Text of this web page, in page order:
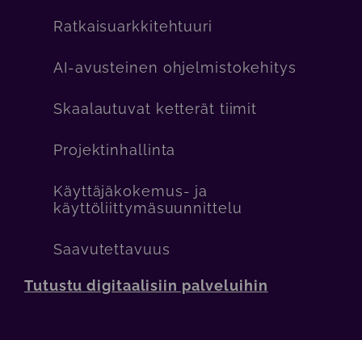
Ratkaisuarkkitehtuuri
AI-avusteinen ohjelmistokehitys
Skaalautuvat ketterät tiimit
Projektinhallinta
Käyttäjäkokemus- ja
käyttöliittymäsuunnittelu
Saavutettavuus
Tutustu digitaalisiin palveluihin